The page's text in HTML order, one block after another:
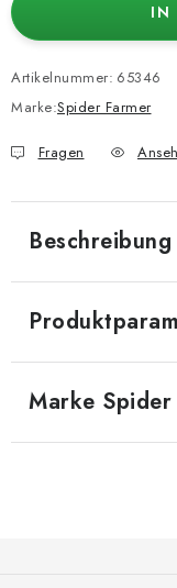
IN
Artikelnummer: 65346
Marke:Spider Farmer
Fragen
Beschreibung
Marke